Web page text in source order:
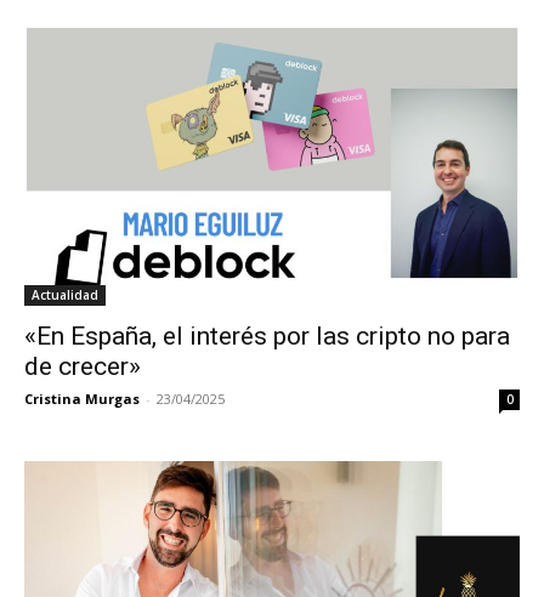
Actualidad
«En España, el interés por las cripto no para
de crecer»
Cristina Murgas - 23/04/2025 0